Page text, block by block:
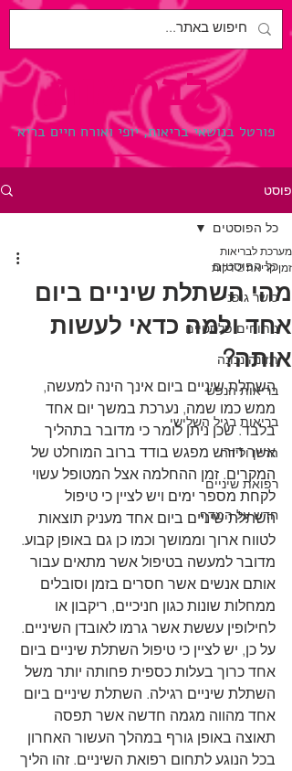
לבריאות.
פורטל בנושאי בריאות, יופי ואורח חיים בריא
פוסט
כל הפוסטים
כושר גופני
ניתוחים פלסטיים
תזונה נכונה
בריאות הנפש
בריאות בגיל השלישי
הריון ולידה
רפואת שיניים
חדש על המדף
כל הפוסטים
מהי השתלת שיניים ביום
אחד ולמה כדאי לעשות
אותה?
מערכת לבריאות
זמן קריאה 2 דקות
השתלת שיניים ביום אינך הינה למעשה,
ממש כמו שמה, נערכת במשך יום אחד
בלבד. שכן ניתן לומר כי מדובר בתהליך
אשר דורש מפגש בודד ברוב המוחלט של
המקרים. זמן ההחלמה אצל המטופל עשוי
לקחת מספר ימים ויש לציין כי טיפול
השתלת שיניים ביום אחד מעניק תוצאות
לטווח ארוך וממושך וכמו כן גם באופן קבוע.
מדובר למעשה בטיפול אשר מתאים עבור
אותם אנשים אשר חסרים בזמן וסובלים
ממחלות שונות כגון חניכיים, ריקבון או
לחילופין עששת אשר גרמו לאובדן השיניים.
על כן, יש לציין כי טיפול השתלת שיניים ביום
אחד כרוך בעלות כספית פחותה יותר משל
השתלת שיניים רגילה. השתלת שיניים ביום
אחד מהווה מגמה חדשה אשר תפסה
תאוצה באופן גורף במהלך העשור האחרון
בכל הנוגע לתחום רפואת השיניים. זהו הליך